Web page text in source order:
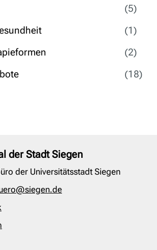
(5)
(1)
(2)
(18)
der Stadt Siegen
der Universitätsstadt Siegen